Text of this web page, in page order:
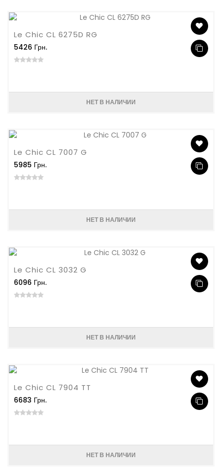
Le Chic CL 6275D RG
5426 Грн.
НЕТ В НАЛИЧИИ
Le Chic CL 7007 G
5985 Грн.
НЕТ В НАЛИЧИИ
Le Chic CL 3032 G
6096 Грн.
НЕТ В НАЛИЧИИ
Le Chic CL 7904 TT
6683 Грн.
НЕТ В НАЛИЧИИ